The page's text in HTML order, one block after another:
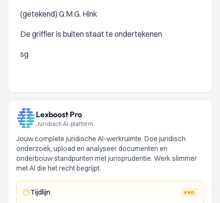
(getekend) G.M.G. Hink
De griffier is buiten staat te ondertekenen
sg
Lexboost Pro
Juridisch AI-platform
Jouw complete juridische AI-werkruimte. Doe juridisch
onderzoek, upload en analyseer documenten en
onderbouw standpunten met jurisprudentie. Werk slimmer
met AI die het recht begrijpt.
Tijdlijn PRO